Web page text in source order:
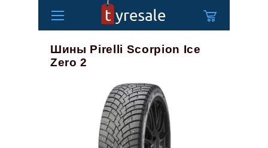
Шины Pirelli Scorpion Ice
Zero 2